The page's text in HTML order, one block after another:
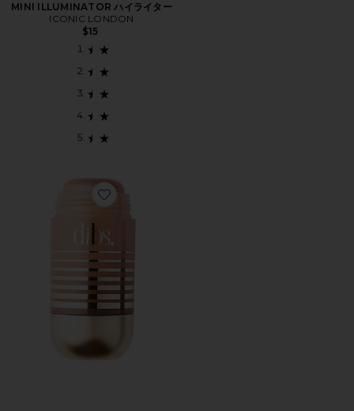
MINI ILLUMINATOR ハイライター
ICONIC LONDON
$15
Favorite STATUS STICK フェイス＆ボディハイライター